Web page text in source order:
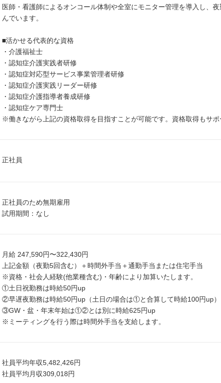
医師・看護師によるオンコール体制や全室にモニター管理を導入し、
んでいます。
■活かせる代表的な資格
・介護福祉士
・認知症介護実践者研修
・認知症対応型サービス事業管理者研修
・認知症介護実践リーダー研修
・認知症介護指導者養成研修
・認知症ケア専門士
※働きながら上記の資格取得を目指すことが可能です。資格取得もサポ
正社員
正社員のため無期雇用
試用期間：なし
月給 247,590円〜322,430円
上記金額（夜勤5回含む）＋時間外手当＋通勤手当または住宅手当
※資格・社会人経験(他業種含む)・年齢により加算いたします。
①土日祝勤務は時給50円up
②早遅夜勤務は時給50円up（土日の場合は①と合算して時給100円up）
③GW・盆・年末年始は①②とは別に時給625円up
※ミーティングを行う際は時間外手当を支給します。
社員平均年収5,482,426円
社員平均月収309,018円